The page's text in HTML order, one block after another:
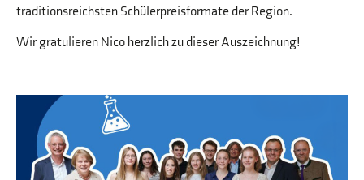
traditionsreichsten Schülerpreisformate der Region.
Wir gratulieren Nico herzlich zu dieser Auszeichnung!